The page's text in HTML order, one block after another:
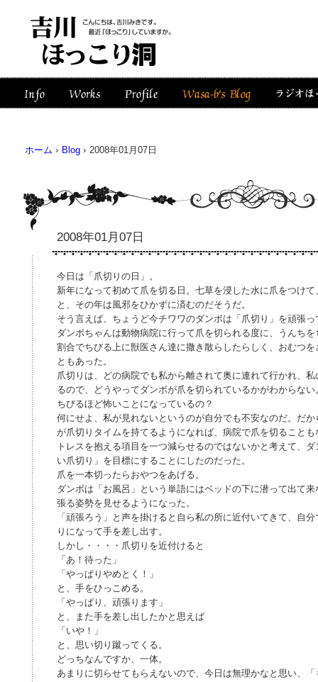
ホーム › Blog › 2008年01月07日
2008年01月07日
今日は「爪切りの日」。
新年になって初めて爪を切る日。七草を浸した水に爪をつけ
と、その年は風邪をひかずに済むのだそうだ。
そう言えば、ちょうど今チワワのダンボは「爪切り」を頑張
ダンボちゃんは動物病院に行って爪を切られる度に、うんち
割合でちびる上に獣医さん達に撒き散らしたらしく、おむつ
ともあった。
爪切りは、どの病院でも私から離されて奥に連れて行かれ、
るので、どうやってダンボが爪を切られているかがわからない
ちびるほど怖いことになっているの？
何にせよ、私が見れないというのが自分でも不安なのだ。だ
が爪切りタイムを持てるようになれば、病院で爪を切ること
トレスを抱える項目を一つ減らせるのではないかと考えて、
い爪切り」を目標にすることにしたのだった。
爪を一本切ったらおやつをあげる。
ダンボは「お風呂」という単語にはベッドの下に潜って出て
張る姿勢を見せるようになった。
「頑張ろう」と声を掛けると自ら私の所に近付いてきて、自
りになって手を差し出す。
しかし・・・・爪切りを近付けると
「あ！待った」
「やっぱりやめとく！」
と、手をひっこめる。
「やっぱり、頑張ります」
と、また手を差し出したかと思えば
「いや！」
と、思い切り蹴ってくる。
どっちなんですか、一体。
あまりに切らせてもらえないので、今日は無理かなと思い、